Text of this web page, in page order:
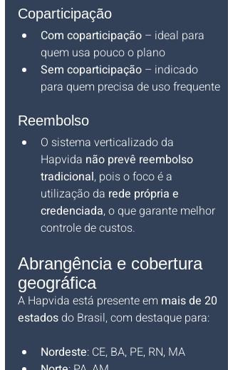
Coparticipação
Com coparticipação – ideal para
quem usa pouco o plano
Sem coparticipação – indicado
para quem precisa de uso frequente
Reembolso
O sistema verticalizado da
Hapvida não prevê reembolso
tradicional, pois o foco é a
utilização da rede própria e
credenciada, o que garante melhor
controle de custos.
Abrangência e cobertura
geográfica
A Hapvida está presente em mais de 20
estados do Brasil, com destaque para:
Nordeste: CE, BA, PE, RN, MA